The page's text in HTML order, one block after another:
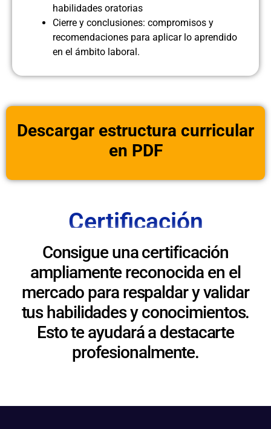
habilidades oratorias
Cierre y conclusiones: compromisos y
recomendaciones para aplicar lo aprendido
en el ámbito laboral.
Descargar estructura curricular
en PDF
Certificación
Consigue una certificación
ampliamente reconocida en el
mercado para respaldar y validar
tus habilidades y conocimientos.
Esto te ayudará a destacarte
profesionalmente.